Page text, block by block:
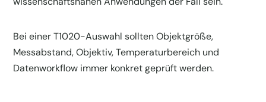
Bei einer T1020-Auswahl sollten Objektgröße,
Messabstand, Objektiv, Temperaturbereich und
Datenworkflow immer konkret geprüft werden.